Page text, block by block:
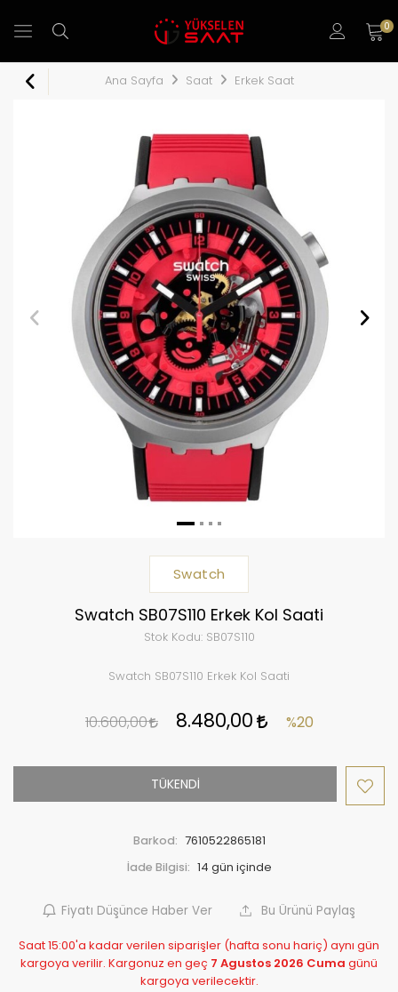
0
Ana Sayfa Saat Erkek Saat
Swatch
Swatch SB07S110 Erkek Kol Saati
Stok Kodu:SB07S110
Swatch SB07S110 Erkek Kol Saati
10.600,00 8.480,00 %20
TÜKENDİ
Barkod: 7610522865181
İade Bilgisi:
Fiyatı Düşünce Haber Ver Bu Ürünü Paylaş
Saat 15:00'a kadar verilen siparişler (hafta sonu hariç) aynı gün
kargoya verilir. Kargonuz en geç 7 Agustos 2026 Cuma günü
kargoya verilecektir.